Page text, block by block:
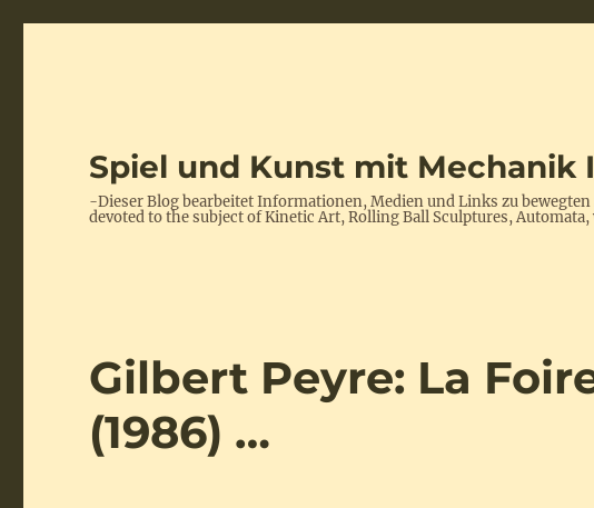
Spiel und Kunst mit Mechanik
-Dieser Blog bearbeitet Informationen, Medien und Links zu
devoted to the subject of Kinetic Art, Rolling Ball Sculptures,
Gilbert Peyre: La
(1986) …